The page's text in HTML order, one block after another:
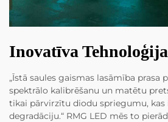
Inovatīva Tehnoloģija
„Īstā saules gaismas lasāmība prasa
spektrālo kalibrēšanu un matētu
tikai pārvirzītu diodu spriegumu, kas
degradāciju.“ RMG LED mēs to